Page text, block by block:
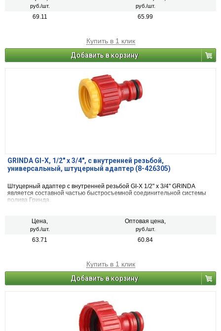
руб./шт. руб./шт.
69.11 65.99
Купить в 1 клик
Добавить в корзину
GRINDA GI-X, 1/2″ x 3/4″, с внутренней резьбой,
универсальный, штуцерный адаптер (8-426305)
Штуцерный адаптер с внутренней резьбой GI-X 1/2" x 3/4" GRINDA
является составной частью быстросъемной соединительной системы
полива Гринда.
Цена,
руб./шт.
Оптовая цена,
руб./шт.
63.71 60.84
Купить в 1 клик
Добавить в корзину